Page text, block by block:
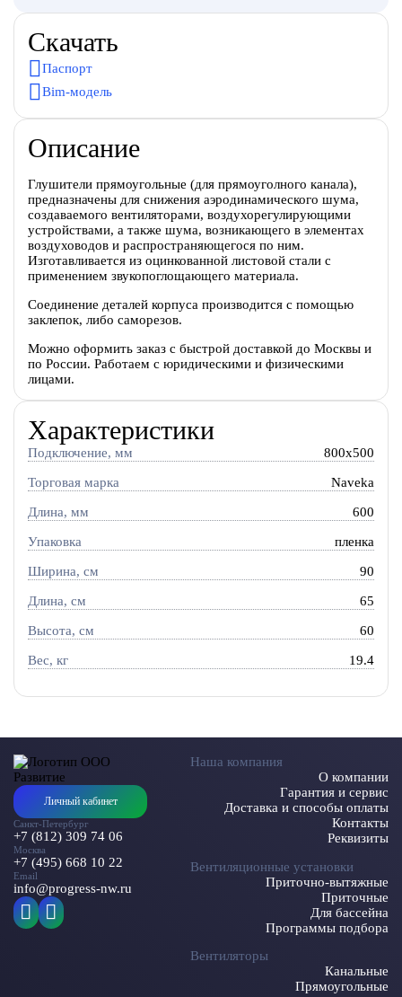
Скачать
Паспорт
Bim-модель
Описание
Глушители прямоугольные (для прямоуголного канала),
предназначены для снижения аэродинамического шума,
создаваемого вентиляторами, воздухорегулирующими
устройствами, а также шума, возникающего в элементах
воздуховодов и распространяющегося по ним.
Изготавливается из оцинкованной листовой стали с
применением звукопоглощающего материала.
Соединение деталей корпуса производится с помощью
заклепок, либо саморезов.
Можно оформить заказ с быстрой доставкой до Москвы и
по России. Работаем с юридическими и физическими
лицами.
Характеристики
Подключение, мм 800x500
Торговая марка Naveka
Длина, мм 600
Упаковка пленка
Ширина, см 90
Длина, см 65
Высота, см 60
Вес, кг 19.4
Личный кабинет
Санкт-Петербург
+7 (812) 309 74 06
Москва
+7 (495) 668 10 22
Email
info@progress-nw.ru
Наша компания
О компании
Гарантия и сервис
Доставка и способы оплаты
Контакты
Реквизиты
Вентиляционные установки
Приточно-вытяжные
Приточные
Для бассейна
Программы подбора
Вентиляторы
Канальные
Прямоугольные